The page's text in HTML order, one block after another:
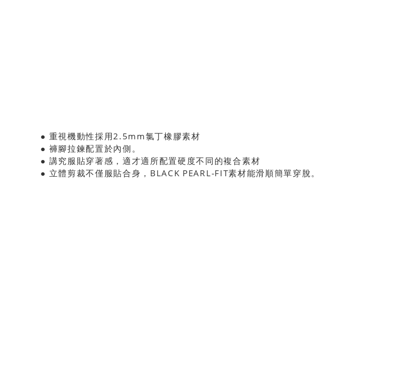
● 重視機動性採用2.5mm氯丁橡膠素材
● 褲腳拉鍊配置於內側。
● 講究服貼穿著感，適才適所配置硬度不同的複合素材
● 立體剪裁不僅服貼合身，BLACK PEARL-FIT素材能滑順簡單穿脫。